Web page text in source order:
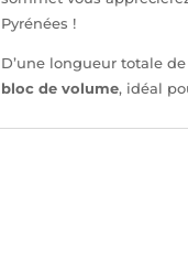
Pyrénées !
D’une longueur totale de
bloc de volume, idéal